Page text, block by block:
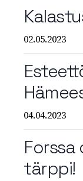
02.05.2023
04.04.2023
Forssa
tärppi!